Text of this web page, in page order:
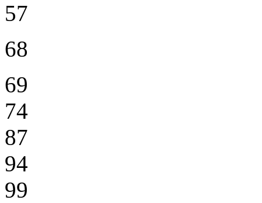
57
68
69
74
87
94
99